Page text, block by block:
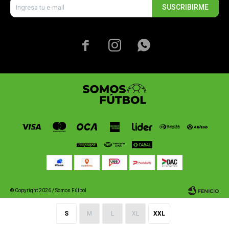
S M L XL XXL
SUSCRIBIRME
  
© Copyright 2026 / Somos Fútbol